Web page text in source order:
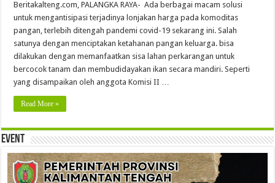
Beritakalteng.com, PALANGKA RAYA- Ada berbagai macam solusi
untuk mengantisipasi terjadinya lonjakan harga pada komoditas
pangan, terlebih ditengah pandemi covid-19 sekarang ini. Salah
satunya dengan menciptakan ketahanan pangan keluarga. bisa
dilakukan dengan memanfaatkan sisa lahan perkarangan untuk
bercocok tanam dan membudidayakan ikan secara mandiri. Seperti
yang disampaikan oleh anggota Komisi II …
Read More »
Event